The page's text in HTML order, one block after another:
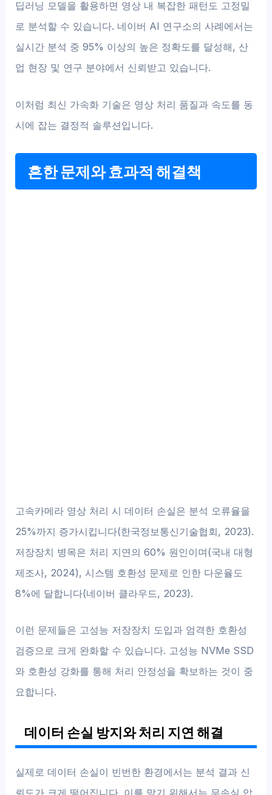
딥러닝 모델을 활용하면 영상 내 복잡한 패턴도 고정밀
로 분석할 수 있습니다. 네이버 AI 연구소의 사례에서는
실시간 분석 중 95% 이상의 높은 정확도를 달성해, 산
업 현장 및 연구 분야에서 신뢰받고 있습니다.
이처럼 최신 가속화 기술은 영상 처리 품질과 속도를 동
시에 잡는 결정적 솔루션입니다.
흔한 문제와 효과적 해결책
고속카메라 영상 처리 시 데이터 손실은 분석 오류율을
25%까지 증가시킵니다(한국정보통신기술협회, 2023).
저장장치 병목은 처리 지연의 60% 원인이며(국내 대형
제조사, 2024), 시스템 호환성 문제로 인한 다운율도
8%에 달합니다(네이버 클라우드, 2023).
이런 문제들은 고성능 저장장치 도입과 엄격한 호환성
검증으로 크게 완화할 수 있습니다. 고성능 NVMe SSD
와 호환성 강화를 통해 처리 안정성을 확보하는 것이 중
요합니다.
데이터 손실 방지와 처리 지연 해결
실제로 데이터 손실이 빈번한 환경에서는 분석 결과 신
뢰도가 크게 떨어집니다. 이를 막기 위해서는 무손실 압